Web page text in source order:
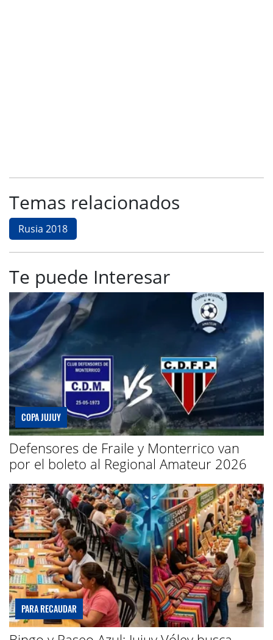
Temas relacionados
Rusia 2018
Te puede Interesar
COPA JUJUY
Defensores de Fraile y Monterrico van
por el boleto al Regional Amateur 2026
PARA RECAUDAR